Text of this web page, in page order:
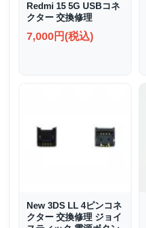
Redmi 15 5G USBコネ
クター 交換修理
7,000円(税込)
New 3DS LL 4ピンコネ
クター 交換修理 ジョイ